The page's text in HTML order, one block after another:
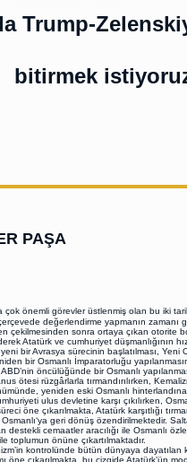
Trump-
bitirmek
PAŞA
çok önemli görevler üstlenmiş olan bu iki
değerlendirme yapmanın zamanı
çekilmesinden sonra ortaya çıkan otorite
Atatürk ve cumhuriyet düşmanlığının
bir Avrasya sürecinin başlatılması, Yeni
bir Osmanlı İmparatorluğu
öncülüğünde bir Osmanlı
ötesi rüzgârlarla tırmandırılırken,
yeniden eski Osmanlı
ulus devletine karşı çıkılırken,
öne çıkarılmakta, Atatürk karşıtlığı
geri dönüş özendirilmektedir.
destekli cemaatler aracılığı ile Osmanlı
toplumun önüne çıkartılmaktadır.
kontrolünde bütün dünyaya dayatılan
öne çıkarılmakta, bu çizgide Atatürk’ün